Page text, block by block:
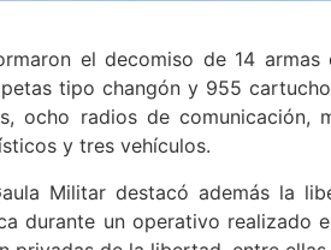
el decomiso de 14
tipo changón y 955
ocho radios de comunicación,
y tres vehículos.
Militar destacó además la
durante un operativo realizado